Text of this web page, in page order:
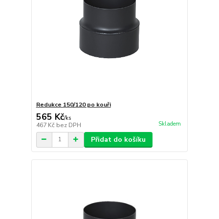
Redukce 150/120 po kouři
565 Kč/ks
467 Kč bez DPH Skladem
Přidat do košíku